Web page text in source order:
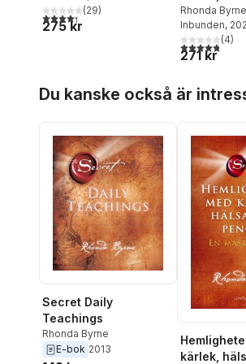
4,3utav 5 stjärnor. Totalt antal röster:
(29)
275 kr
pengar : en
Rhonda Byrne
Inbunden,
4,8utav 5(4)
271 kr
Du kanske också är
Secret Daily
Teachings
Rhonda Byrne
E-bok 2013
kärlek,